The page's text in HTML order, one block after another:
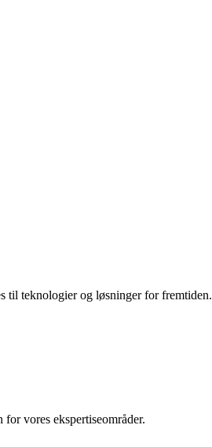
til teknologier og løsninger for fremtiden.
vores ekspertiseområder.